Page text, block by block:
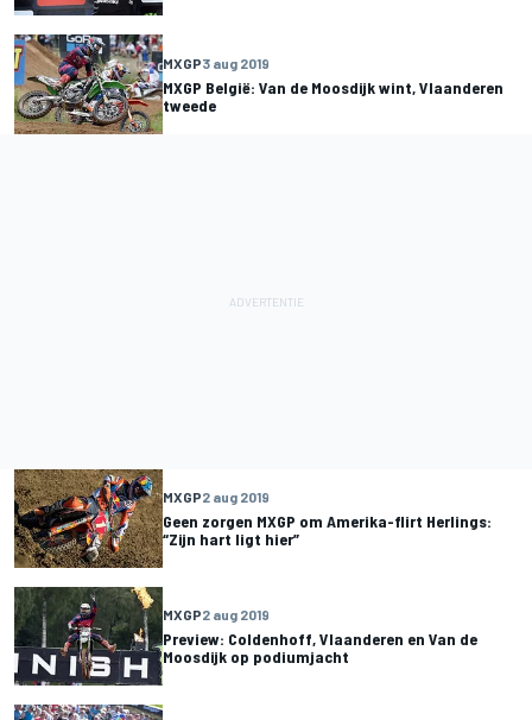
MXGP3 aug 2019
MXGP België: Van de Moosdijk wint, Vlaanderen
tweede
MXGP2 aug 2019
Geen zorgen MXGP om Amerika-flirt Herlings:
“Zijn hart ligt hier”
MXGP2 aug 2019
Preview: Coldenhoff, Vlaanderen en Van de
Moosdijk op podiumjacht